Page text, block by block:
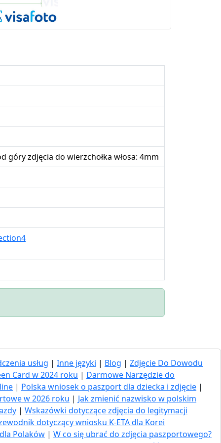
góry zdjęcia do wierzchołka włosa: 4mm
usług | Inne języki | Blog | Zdjęcie Do Dowodu
Card w 2024 roku | Darmowe Narzędzie do
| Polska wniosek o paszport dla dziecka i zdjęcie |
w 2026 roku | Jak zmienić nazwisko w polskim
| Wskazówki dotyczące zdjęcia do legitymacji
dotyczący wniosku K-ETA dla Korei
Polaków | W co się ubrać do zdjęcia paszportowego?